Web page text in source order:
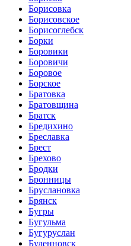
Борисовка
Борисовское
Борисоглебск
Борки
Боровики
Боровичи
Боровое
Борское
Братовка
Братовщина
Братск
Бредихино
Бреславка
Брест
Брехово
Бродки
Бронницы
Бруслановка
Брянск
Бугры
Бугульма
Бугуруслан
Буденновск